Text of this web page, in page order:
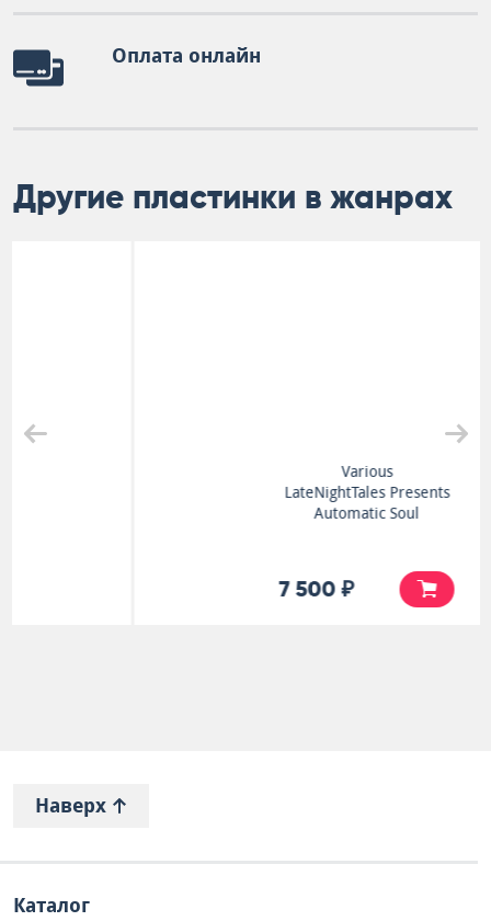
Оплата онлайн
Другие пластинки в жанрах
LateNightTales Presents
Наверх
Каталог